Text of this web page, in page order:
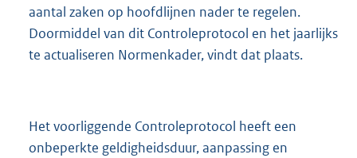
aantal zaken op hoofdlijnen nader te regelen.
Doormiddel van dit Controleprotocol en het jaarlijks
te actualiseren Normenkader, vindt dat plaats.
Het voorliggende Controleprotocol heeft een
onbeperkte geldigheidsduur, aanpassing en